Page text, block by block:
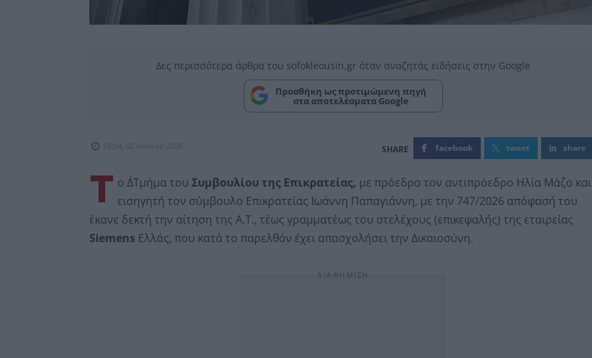
Δες περισσότερα άρθρα του sofokleousin.gr όταν αναζητάς ειδήσεις στην Google
Προσθήκη ως προτιμώμενη πηγή
στα αποτελέσματα Google
18:04, 02 Ιουνίου 2026 facebook tweet share
Τ ο Δ΄Τμήμα του Συμβουλίου της Επικρατείας, με πρόεδρο τον αντιπρόεδρο Ηλία Μάζο και
εισηγητή τον σύμβουλο Επικρατείας Ιωάννη Παπαγιάννη, με την 747/2026 απόφασή του
έκανε δεκτή την αίτηση της Α.Τ., τέως γραμματέως του στελέχους (επικεφαλής) της εταιρείας
Siemens Ελλάς, που κατά το παρελθόν έχει απασχολήσει την Δικαιοσύνη.